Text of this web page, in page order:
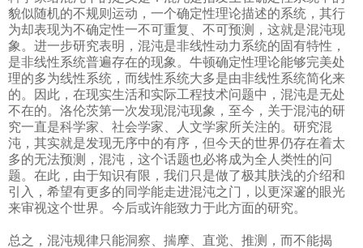
貌似随机的不规则运动，一个确定性理论描述的系统，其行
为却表现为不确定性一不可重复、不可预测，这就是混沌现
象。进一步研究表明，混沌是非线性动力系统的固有特性，
是非线性系统普遍存在的现象。牛顿确定性理论能够完美处
理的多为线性系统，而线性系统大多是由非线性系统简化来
的。因此，在现实生活和实际工程技术问题中，混沌是无处
不在的。洛伦茨第一次发现混沌现象，至今，关于混沌的研
究一直是科学家、社会学家、人文学家所关注的。研究混
沌，其实就是发现无序中的有序，但今天的世界仍存在着太
多的无法预测，混沌，这个话题也必将成为全人类性的问
题。在此，由于知识有限，我们只是做了极其肤浅的介绍和
引入，希望有更多的同学能走进混沌之门，以更深邃的眼光
来审视这个世界。今后或许能致力于此方面的研究。
总之，混沌规律只能洞察、揣摩、直觉、推测，而不能揭